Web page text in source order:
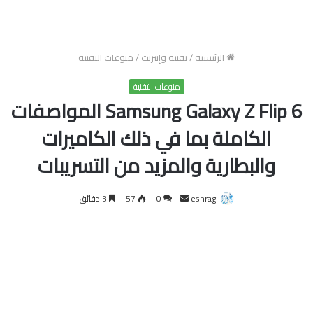
الرئيسية/تقنية وإنترنت/منوعات التقنية
منوعات التقنية
Samsung Galaxy Z Flip 6 المواصفات
الكاملة بما في ذلك الكاميرات
والبطارية والمزيد من التسريبات
eshrag
أرسل 0
57